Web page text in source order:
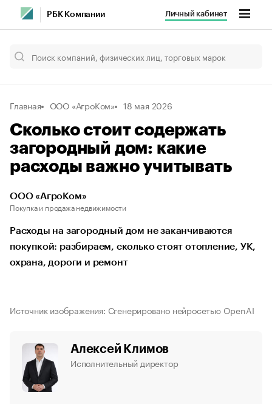
РБК Компании Личный кабинет
Главная ООО «АгроКом» 18 мая 2026
Сколько стоит содержать
загородный дом: какие
расходы важно учитывать
ООО «АгроКом»
Покупка и продажа недвижимости
Расходы на загородный дом не заканчиваются
покупкой: разбираем, сколько стоят отопление, УК,
охрана, дороги и ремонт
Источник изображения: Сгенерировано нейросетью OpenAI
Алексей Климов
Исполнительный директор